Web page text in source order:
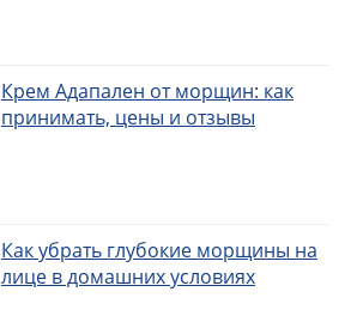
Крем Адапален от морщин: как
принимать, цены и отзывы
Как убрать глубокие морщины на
лице в домашних условиях